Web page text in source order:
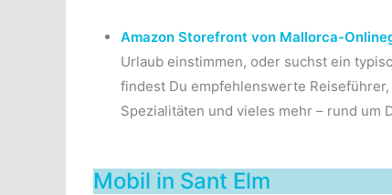
Amazon Storefront von Mallorca-
Urlaub einstimmen, oder suchst ein
findest Du empfehlenswerte
Spezialitäten und vieles mehr – rund um
Mobil in Sant Elm